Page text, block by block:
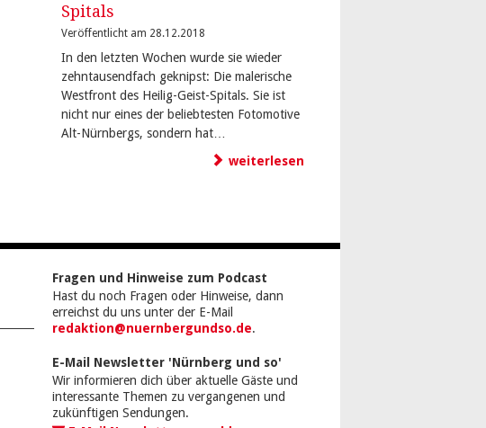
Spitals
Veröffentlicht am 28.12.2018
In den letzten Wochen wurde sie wieder
zehntausendfach geknipst: Die malerische
Westfront des Heilig-Geist-Spitals. Sie ist
nicht nur eines der beliebtesten Fotomotive
Alt-Nürnbergs, sondern hat…
weiterlesen
Fragen und Hinweise zum Podcast
Hast du noch Fragen oder Hinweise, dann
erreichst du uns unter der E-Mail
redaktion@nuernbergundso.de.
E-Mail Newsletter 'Nürnberg und so'
Wir informieren dich über aktuelle Gäste und
interessante Themen zu vergangenen und
zukünftigen Sendungen.